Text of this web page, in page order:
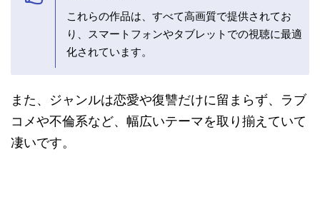
これらの作品は、すべて高画質で提供されてお
り、スマートフォンやタブレットでの視聴に最適
化されています。
また、ジャンルは恋愛や復讐だけに留まらず、ラブ
コメや不倫系など、幅広いテーマを取り揃えていて
凄いです。